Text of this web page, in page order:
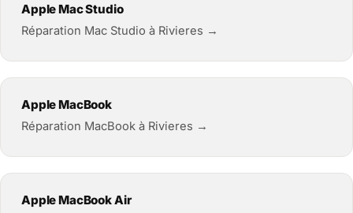
Apple Mac Studio
Réparation Mac Studio à Rivieres →
Apple MacBook
Réparation MacBook à Rivieres →
Apple MacBook Air